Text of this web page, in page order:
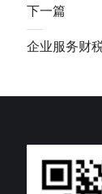
下一篇
企业服务财